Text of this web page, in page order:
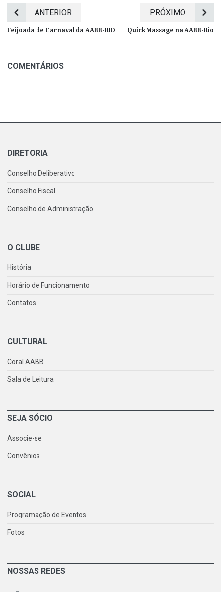
ANTERIOR
Feijoada de Carnaval da AABB-RIO
PRÓXIMO
Quick Massage na AABB-Rio
COMENTÁRIOS
DIRETORIA
Conselho Deliberativo
Conselho Fiscal
Conselho de Administração
O CLUBE
História
Horário de Funcionamento
Contatos
CULTURAL
Coral AABB
Sala de Leitura
SEJA SÓCIO
Associe-se
Convênios
SOCIAL
Programação de Eventos
Fotos
NOSSAS REDES